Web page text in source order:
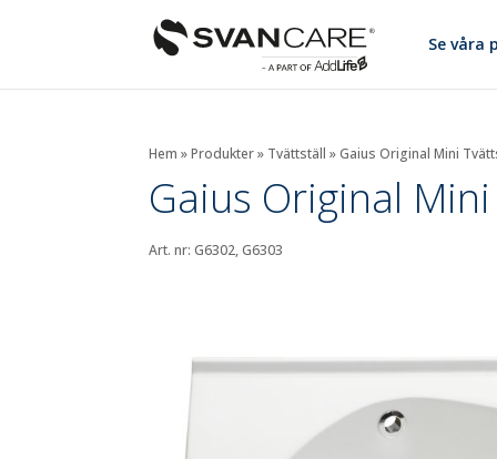
Se våra
Hem »Produkter» Tvättställ »Gaius Original Mini
Gaius Original
Art. nr: G6302, G6303